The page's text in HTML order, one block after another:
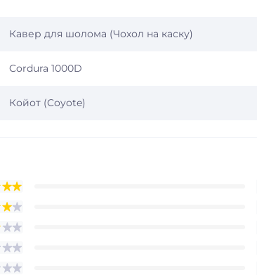
Кавер для шолома (Чохол на каску)
Cordura 1000D
Койот (Coyote)